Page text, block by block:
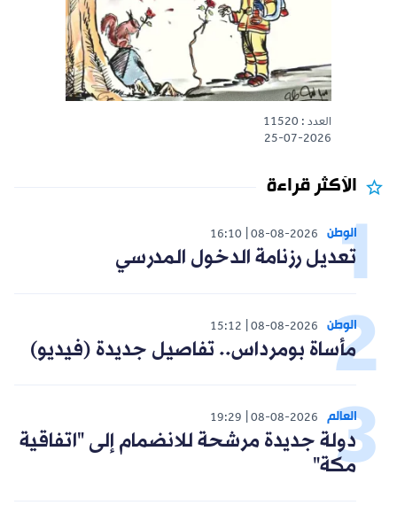
العدد : 11520
25-07-2026
الأكثر قراءة
الوطن 08-08-2026
16:10
تعديل رزنامة الدخول المدرسي
الوطن 08-08-2026
15:12
مأساة بومرداس.. تفاصيل جديدة (فيديو)
العالم 08-08-2026
19:29
دولة جديدة مرشحة للانضمام إلى "اتفاقية
مكة"